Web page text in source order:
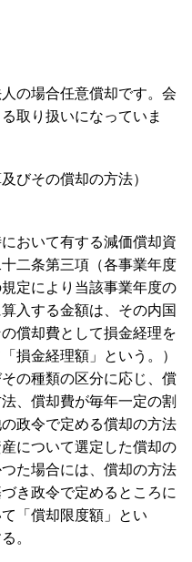
の場合任意償却です。会
取り扱いになっていま
びその償却の方法）
おいて有する減価償却資
二条第三項（各事業年度
定により当該事業年度の
入する金額は、その内国
償却費として損金経理を
損金経理額」という。）
の種類の区分に応じ、償
、償却費が毎年一定の割
政令で定める償却の方法
について選定した償却の
た場合には、償却の方法
き政令で定めるところに
「償却限度額」とい
。